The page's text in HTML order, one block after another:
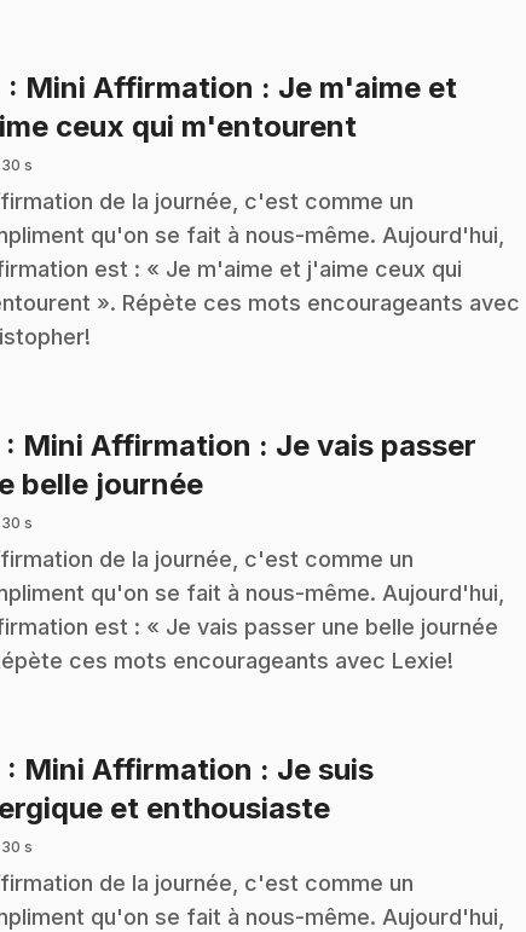
: Mini Affirmation : Je m'aime et
ceux qui m'entourent.
30 s
de la journée, c'est comme un
qu'on se fait à nous-même. Aujourd'hui,
est : « Je m'aime et j'aime ceux qui
». Répète ces mots encourageants avec
: Mini Affirmation : Je vais passer
belle journée.
30 s
de la journée, c'est comme un
qu'on se fait à nous-même. Aujourd'hui,
est : « Je vais passer une belle journée
ces mots encourageants avec Lexie!
: Mini Affirmation : Je suis
et enthousiaste.
30 s
de la journée, c'est comme un
qu'on se fait à nous-même. Aujourd'hui,